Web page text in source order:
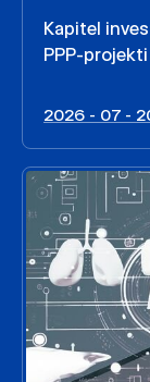
Kapitel
PPP-projekti
2026 - 07 -